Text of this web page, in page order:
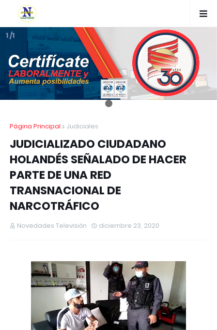
1 /1
Página Principal Judiciales
JUDICIALIZADO CIUDADANO
HOLANDÉS SEÑALADO DE HACER
PARTE DE UNA RED
TRANSNACIONAL DE
NARCOTRÁFICO
Novedades Televisión diciembre 23, 2020